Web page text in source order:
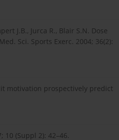
J.B., Jurca R., Blair S.N. Dose
Sci. Sports Exerc. 2004; 36(2):
motivation prospectively predict
10 (Suppl 2): 42–46.